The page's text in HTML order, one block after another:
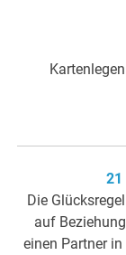
21
Die
auf
einen Partner